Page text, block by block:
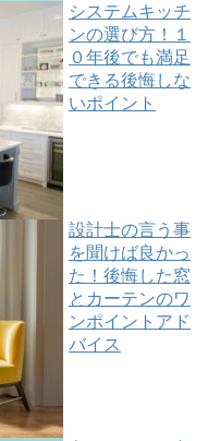
システムキッチ
ンの選び方！１
０年後でも満足
できる後悔しな
いポイント
設計士の言う事
を聞けば良かっ
た！後悔した窓
とカーテンのワ
ンポイントアド
バイス